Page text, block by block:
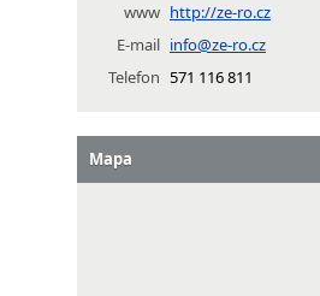
www http://ze-ro.cz
E-mail info@ze-ro.cz
Telefon 571 116 811
Mapa